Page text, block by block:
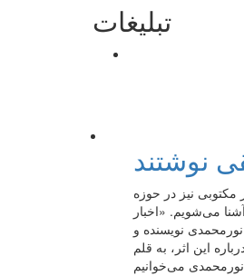
تبلیغات
نوشتند
مکتوبی نیز در حوزه
می‌شویم. «اخبار
۱۳۳۰» به کوشش مهدی نورمحمدی نویسنده و
این اثر، به قلم